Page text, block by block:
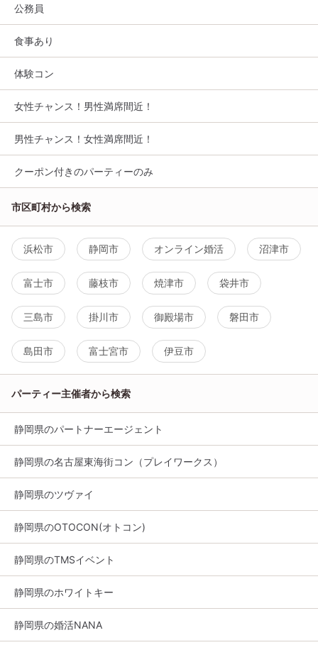
公務員
食事あり
体験コン
女性チャンス！男性満席間近！
男性チャンス！女性満席間近！
クーポン付きのパーティーのみ
市区町村から検索
浜松市 静岡市 オンライン婚活 沼津市
富士市 藤枝市 焼津市 袋井市
三島市 掛川市 御殿場市 磐田市
島田市 富士宮市 伊豆市
パーティー主催者から検索
静岡県のパートナーエージェント
静岡県の名古屋東海街コン（プレイワークス）
静岡県のツヴァイ
静岡県のOTOCON(オトコン)
静岡県のTMSイベント
静岡県のホワイトキー
静岡県の婚活NANA